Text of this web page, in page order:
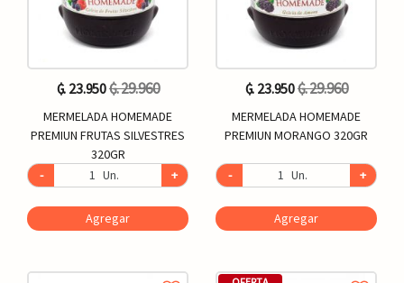
₲. 23.950₲. 29.960
MERMELADA HOMEMADE
PREMIUN FRUTAS SILVESTRES
320GR
-
Un. +
Agregar
₲. 23.950₲. 29.960
MERMELADA HOMEMADE
PREMIUN MORANGO 320GR
- Un. +
Agregar